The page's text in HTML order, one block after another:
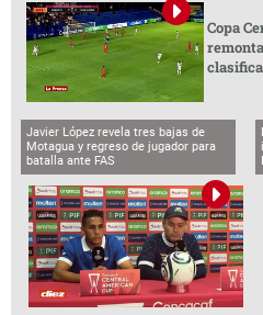
Copa
Javier López revela tres bajas de
Motagua y regreso de jugador para
batalla ante FAS